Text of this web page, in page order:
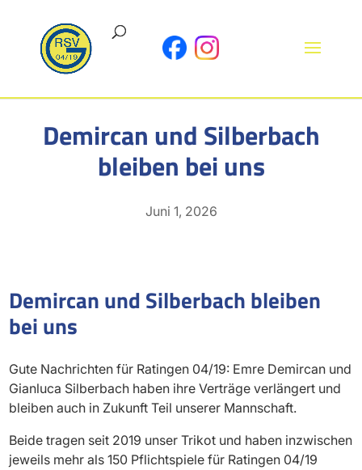
Demircan und Silberbach
bleiben bei uns
Juni 1, 2026
Demircan und Silberbach bleiben
bei uns
Gute Nachrichten für Ratingen 04/19: Emre Demircan und
Gianluca Silberbach haben ihre Verträge verlängert und
bleiben auch in Zukunft Teil unserer Mannschaft.
Beide tragen seit 2019 unser Trikot und haben inzwischen
jeweils mehr als 150 Pflichtspiele für Ratingen 04/19